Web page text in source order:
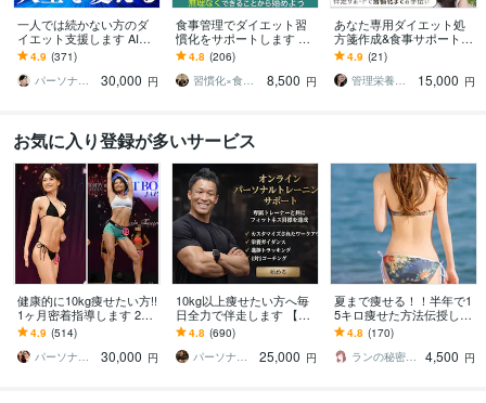
一人では続かない方のダ
イエット支援します AIで
は拾えない気持ちや生活
に合わせて続けられる形
を作ります
4.9 (371)
パーソナルトレーナー寄り添いかずま
30,000 円
食事管理でダイエット習
慣化をサポートします 無
理な制限なし！続く食事
改善サポート
4.8 (206)
習慣化×食事改善ダイエットコーチ｜琢人
8,500 円
あなた専用ダイエット処
方箋作成&食事サポートし
ます 年間1,000件栄養指導
する現役の病院管理栄養
士が全力伴走！
4.9 (21)
管理栄養士つき
15,000 円
お気に入り登録が多いサービス
健康的に10kg痩せたい方!!
1ヶ月密着指導します 20k
g痩せたプロトレーナーに
よる食事と運動サポート!!
4.9 (514)
パーソナルトレーナーYUKINA
30,000 円
10kg以上痩せたい方へ毎
日全力で伴走します 【残
り1名様】通常42,000円 →
25,000円（税抜）
4.8 (690)
パーソナルトレーナーJTタク
25,000 円
夏まで痩せる！！半年で1
5キロ痩せた方法伝授しま
す お腹と太ももとお尻が
キュッ！変わる7日間ダイ
エット！痩せ食事
4.8 (170)
ランの秘密の小部屋
4,500 円